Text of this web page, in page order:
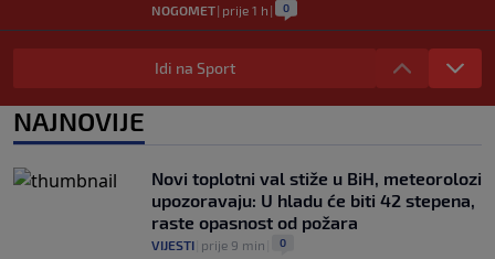
NOGOMET| prije 1 h | 0
Enes Kanter "tjera" svoje: Poslao
zvaničnu prijavu za WNBA draft
prije 4 h|
Idi na Sport
NAJNOVIJE
Novi toplotni val stiže u BiH, meteorolozi
upozoravaju: U hladu će biti 42 stepena,
raste opasnost od požara
VIJESTI prije 9 min 0